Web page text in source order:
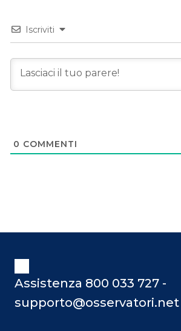
Iscriviti
0 COMMENTI
Assistenza 800 033 727 -
supporto@osservatori.net